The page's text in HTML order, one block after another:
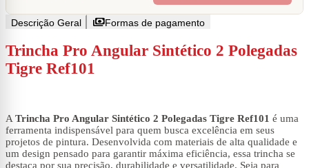
Descrição Geral paymentsFormas de pagamento
Trincha Pro Angular Sintético 2 Polegadas
Tigre Ref101
A Trincha Pro Angular Sintético 2 Polegadas Tigre Ref101 é uma
ferramenta indispensável para quem busca excelência em seus
projetos de pintura. Desenvolvida com materiais de alta qualidade e
um design pensado para garantir máxima eficiência, essa trincha se
destaca por sua precisão, durabilidade e versatilidade. Seja para